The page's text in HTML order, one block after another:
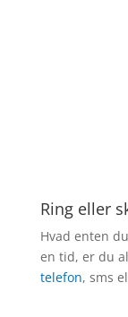
Ring eller
Hvad enten
en tid, er du
telefon, sms